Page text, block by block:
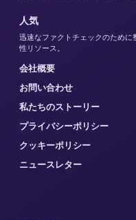
人気
迅速なファクトチェックのため
性リソース。
会社概要
お問い合わせ
私たちのストーリー
プライバシーポリシー
クッキーポリシー
ニュースレター